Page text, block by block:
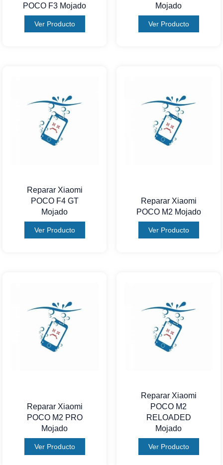
POCO F3 Mojado
Ver Producto
Mojado
Ver Producto
Reparar Xiaomi
POCO F4 GT
Mojado
Ver Producto
Reparar Xiaomi
POCO M2 Mojado
Ver Producto
Reparar Xiaomi
POCO M2 PRO
Mojado
Ver Producto
Reparar Xiaomi
POCO M2
RELOADED
Mojado
Ver Producto